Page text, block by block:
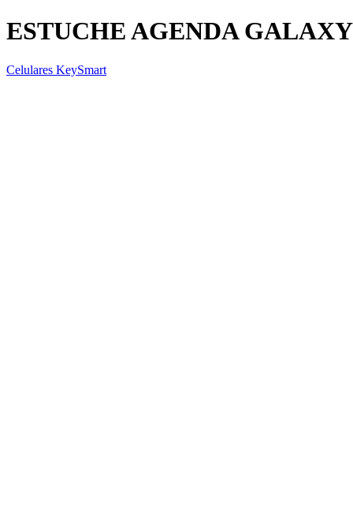
ESTUCHE AGENDA GALAXY
Celulares KeySmart